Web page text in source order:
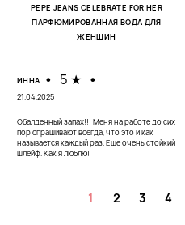
PEPE JEANS CELEBRATE FOR HER
ПАРФЮМИРОВАННАЯ ВОДА ДЛЯ
ЖЕНЩИН
ИННА • 5 ★ •
21.04.2025
Обалденный запах!!! Меня на работе до сих
пор спрашивают всегда, что это и как
называется каждый раз. Еще очень стойкий
шлейф. Как я люблю!
1 2 3 4